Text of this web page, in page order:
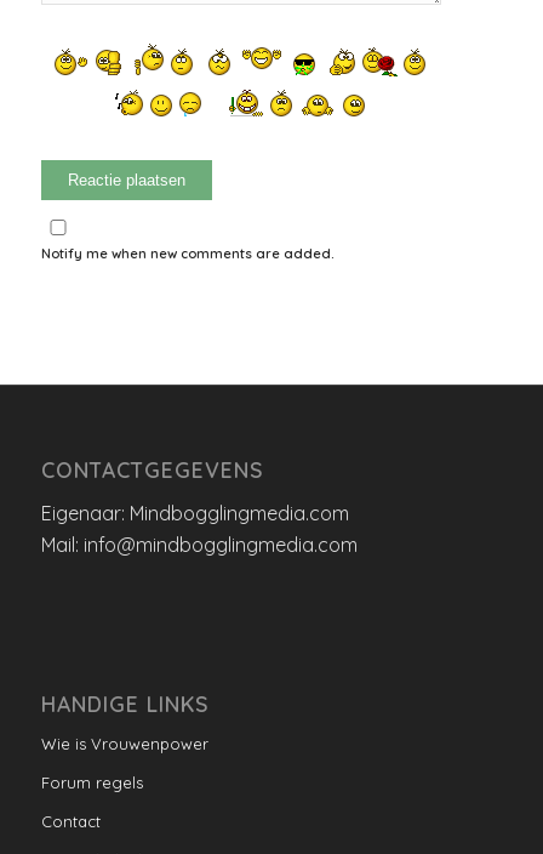
Notify me when new comments are added.
CONTACTGEGEVENS
Eigenaar: Mindbogglingmedia.com
Mail: info@mindbogglingmedia.com
HANDIGE LINKS
Wie is Vrouwenpower
Forum regels
Contact